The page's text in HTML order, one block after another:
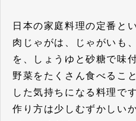
日本の家庭料理の定番と
肉じゃがは、じゃがいも
を、しょうゆと砂糖で味
野菜をたくさん食べるこ
した気持ちになる料理です
作り方は少しむずかしい